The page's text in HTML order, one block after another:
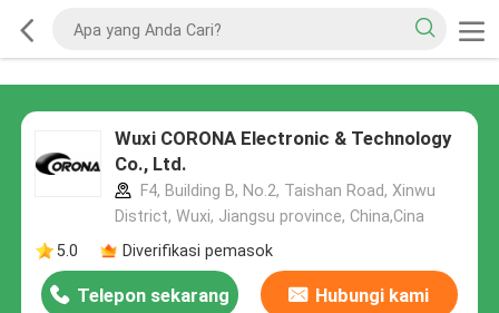
Wuxi CORONA Electronic & Technology
Co., Ltd.
F4, Building B, No.2, Taishan Road, Xinwu
District, Wuxi, Jiangsu province, China,Cina
5.0
Diverifikasi pemasok
Telepon sekarang Hubungi kami